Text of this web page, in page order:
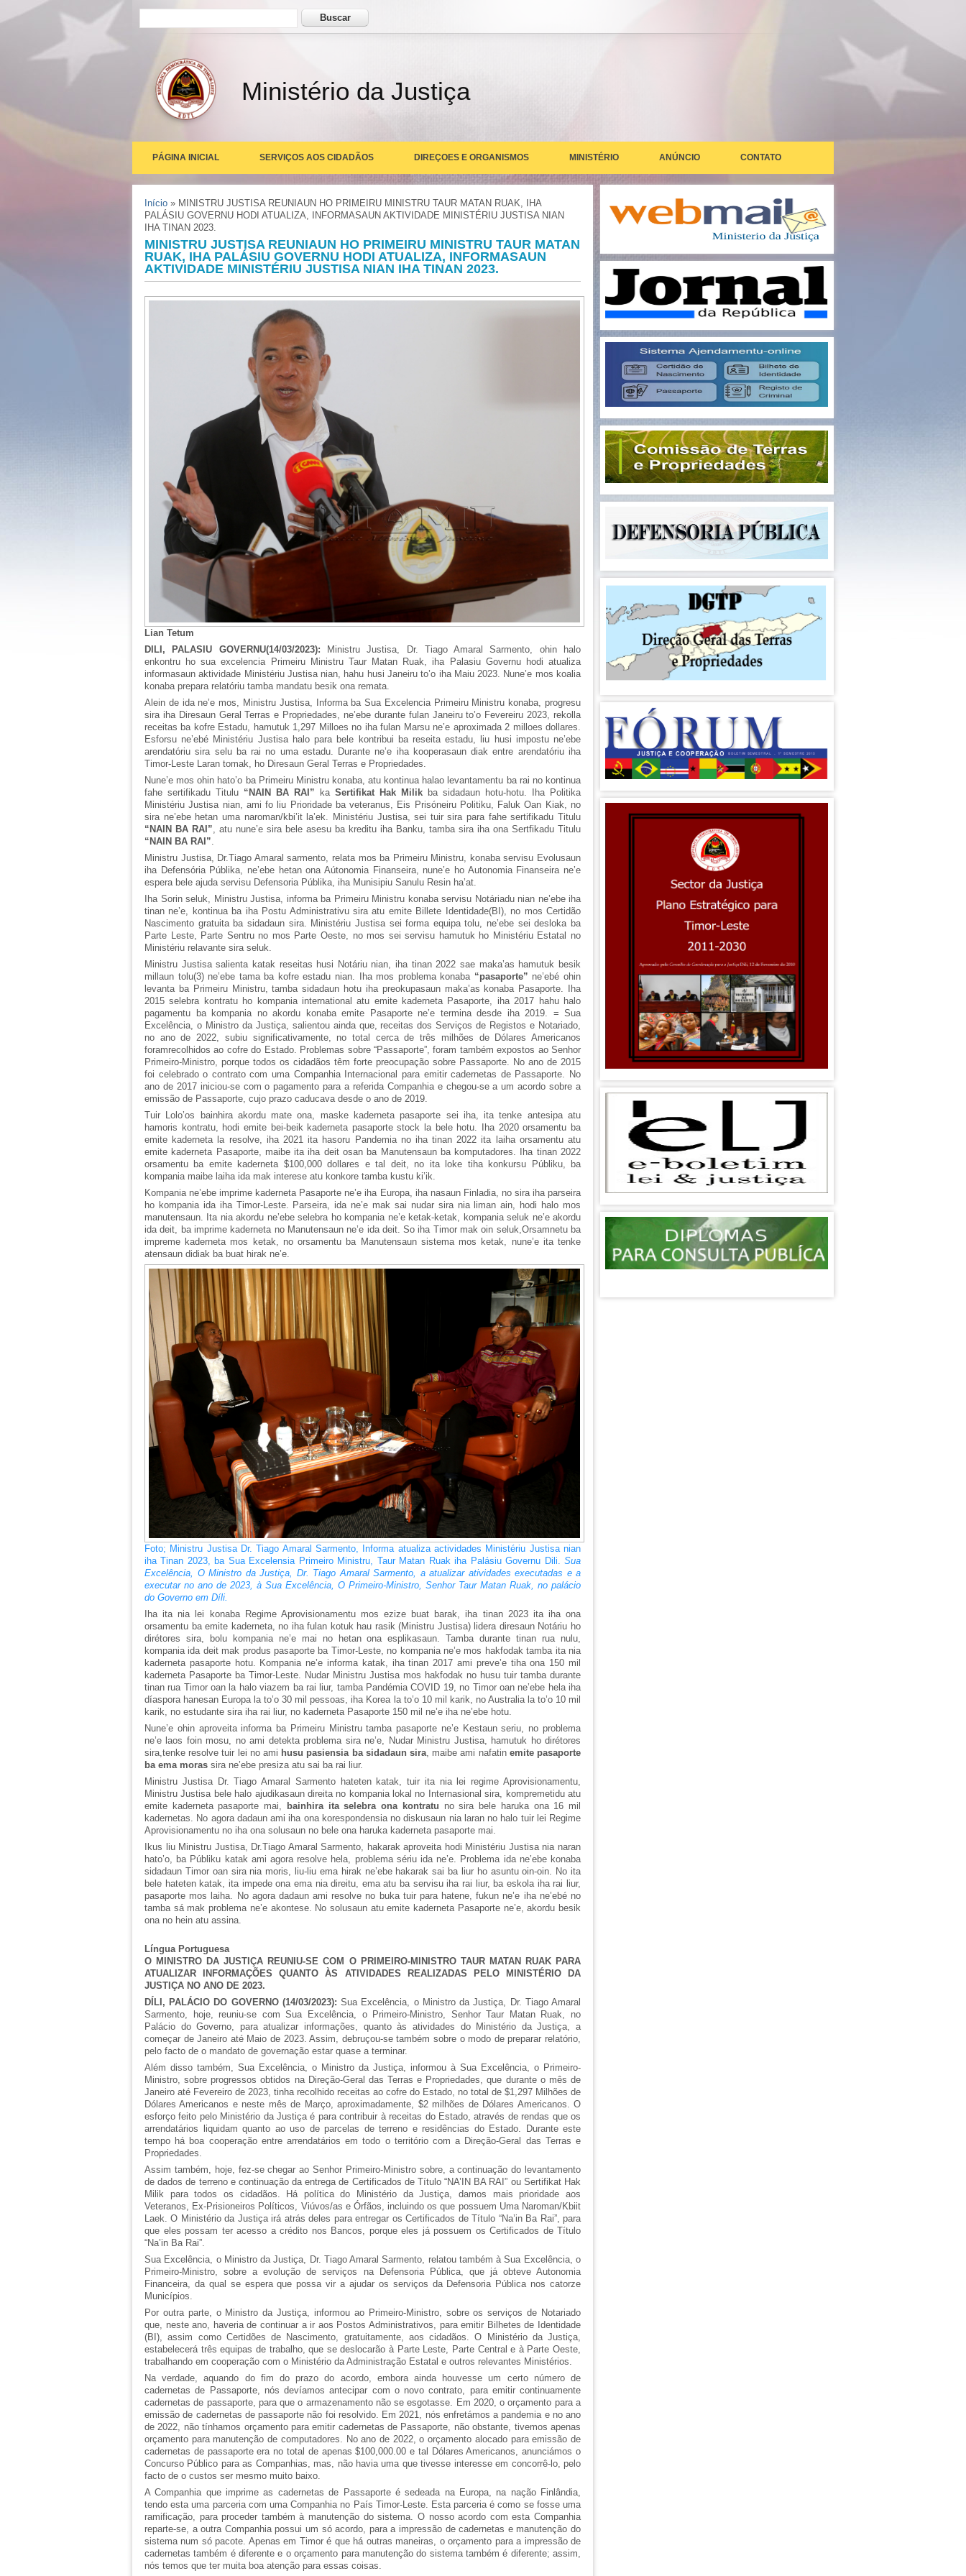
Formulário de busca Buscar
Ministério da Justiça
PÁGINA INICIAL SERVIÇOS AOS CIDADÃOS DIREÇOES E ORGANISMOS MINISTÉRIO ANÚNCIO CONTATO
Você está aqui
Início » MINISTRU JUSTISA REUNIAUN HO PRIMEIRU MINISTRU TAUR MATAN RUAK, IHA
PALÁSIU GOVERNU HODI ATUALIZA, INFORMASAUN AKTIVIDADE MINISTÉRIU JUSTISA NIAN
IHA TINAN 2023.
MINISTRU JUSTISA REUNIAUN HO PRIMEIRU MINISTRU TAUR MATAN
RUAK, IHA PALÁSIU GOVERNU HODI ATUALIZA, INFORMASAUN
AKTIVIDADE MINISTÉRIU JUSTISA NIAN IHA TINAN 2023.
Lian Tetum
DILI, PALASIU GOVERNU(14/03/2023): Ministru Justisa, Dr. Tiago Amaral Sarmento, ohin halo
enkontru ho sua excelencia Primeiru Ministru Taur Matan Ruak, iha Palasiu Governu hodi atualiza
informasaun aktividade Ministériu Justisa nian, hahu husi Janeiru to’o iha Maiu 2023. Nune’e mos koalia
konaba prepara relatóriu tamba mandatu besik ona remata.
Alein de ida ne’e mos, Ministru Justisa, Informa ba Sua Excelencia Primeiru Ministru konaba, progresu
sira iha Diresaun Geral Terras e Propriedades, ne’ebe durante fulan Janeiru to’o Fevereiru 2023, rekolla
receitas ba kofre Estadu, hamutuk 1,297 Milloes no iha fulan Marsu ne’e aproximada 2 milloes dollares.
Esforsu ne’ebé Ministériu Justisa halo para bele kontribui ba reseita estadu, liu husi impostu ne’ebe
arendatóriu sira selu ba rai no uma estadu. Durante ne’e iha kooperasaun diak entre arendatóriu iha
Timor-Leste Laran tomak, ho Diresaun Geral Terras e Propriedades.
Nune’e mos ohin hato’o ba Primeiru Ministru konaba, atu kontinua halao levantamentu ba rai no kontinua
fahe sertifikadu Titulu “NAIN BA RAI” ka Sertifikat Hak Milik ba sidadaun hotu-hotu. Iha Politika
Ministériu Justisa nian, ami fo liu Prioridade ba veteranus, Eis Prisóneiru Politiku, Faluk Oan Kiak, no
sira ne’ebe hetan uma naroman/kbi’it la’ek. Ministériu Justisa, sei tuir sira para fahe sertifikadu Titulu
“NAIN BA RAI”, atu nune’e sira bele asesu ba kreditu iha Banku, tamba sira iha ona Sertfikadu Titulu
“NAIN BA RAI”.
Ministru Justisa, Dr.Tiago Amaral sarmento, relata mos ba Primeiru Ministru, konaba servisu Evolusaun
iha Defensória Públika, ne’ebe hetan ona Aútonomia Finanseira, nune’e ho Autonomia Finanseira ne’e
espera bele ajuda servisu Defensoria Públika, iha Munisipiu Sanulu Resin ha’at.
Iha Sorin seluk, Ministru Justisa, informa ba Primeiru Ministru konaba servisu Notáriadu nian ne’ebe iha
tinan ne’e, kontinua ba iha Postu Administrativu sira atu emite Billete Identidade(BI), no mos Certidão
Nascimento gratuita ba sidadaun sira. Ministériu Justisa sei forma equipa tolu, ne’ebe sei desloka ba
Parte Leste, Parte Sentru no mos Parte Oeste, no mos sei servisu hamutuk ho Ministériu Estatal no
Ministériu relavante sira seluk.
Ministru Justisa salienta katak reseitas husi Notáriu nian, iha tinan 2022 sae maka’as hamutuk besik
millaun tolu(3) ne’ebe tama ba kofre estadu nian. Iha mos problema konaba “pasaporte” ne’ebé ohin
levanta ba Primeiru Ministru, tamba sidadaun hotu iha preokupasaun maka’as konaba Pasaporte. Iha
2015 selebra kontratu ho kompania international atu emite kaderneta Pasaporte, iha 2017 hahu halo
pagamentu ba kompania no akordu konaba emite Pasaporte ne’e termina desde iha 2019. = Sua
Excelência, o Ministro da Justiça, salientou ainda que, receitas dos Serviços de Registos e Notariado,
no ano de 2022, subiu significativamente, no total cerca de três milhões de Dólares Americanos
foramrecolhidos ao cofre do Estado. Problemas sobre “Passaporte”, foram também expostos ao Senhor
Primeiro-Ministro, porque todos os cidadãos têm forte preocupação sobre Passaporte. No ano de 2015
foi celebrado o contrato com uma Companhia Internacional para emitir cadernetas de Passaporte. No
ano de 2017 iniciou-se com o pagamento para a referida Companhia e chegou-se a um acordo sobre a
emissão de Passaporte, cujo prazo caducava desde o ano de 2019.
Tuir Lolo’os bainhira akordu mate ona, maske kaderneta pasaporte sei iha, ita tenke antesipa atu
hamoris kontratu, hodi emite bei-beik kaderneta pasaporte stock la bele hotu. Iha 2020 orsamentu ba
emite kaderneta la resolve, iha 2021 ita hasoru Pandemia no iha tinan 2022 ita laiha orsamentu atu
emite kaderneta Pasaporte, maibe ita iha deit osan ba Manutensaun ba komputadores. Iha tinan 2022
orsamentu ba emite kaderneta $100,000 dollares e tal deit, no ita loke tiha konkursu Públiku, ba
kompania maibe laiha ida mak interese atu konkore tamba kustu ki’ik.
Kompania ne’ebe imprime kaderneta Pasaporte ne’e iha Europa, iha nasaun Finladia, no sira iha parseira
ho kompania ida iha Timor-Leste. Parseira, ida ne’e mak sai nudar sira nia liman ain, hodi halo mos
manutensaun. Ita nia akordu ne’ebe selebra ho kompania ne’e ketak-ketak, kompania seluk ne’e akordu
ida deit, ba imprime kaderneta no Manutensaun ne’e ida deit. So iha Timor mak oin seluk,Orsamnetu ba
impreme kaderneta mos ketak, no orsamentu ba Manutensaun sistema mos ketak, nune’e ita tenke
atensaun didiak ba buat hirak ne’e.
Foto; Ministru Justisa Dr. Tiago Amaral Sarmento, Informa atualiza actividades Ministériu Justisa nian
iha Tinan 2023, ba Sua Excelensia Primeiro Ministru, Taur Matan Ruak iha Palásiu Governu Dili. Sua
Excelência, O Ministro da Justiça, Dr. Tiago Amaral Sarmento, a atualizar atividades executadas e a
executar no ano de 2023, à Sua Excelência, O Primeiro-Ministro, Senhor Taur Matan Ruak, no palácio
do Governo em Díli.
Iha ita nia lei konaba Regime Aprovisionamentu mos ezize buat barak, iha tinan 2023 ita iha ona
orsamentu ba emite kaderneta, no iha fulan kotuk hau rasik (Ministru Justisa) lidera diresaun Notáriu ho
dirétores sira, bolu kompania ne’e mai no hetan ona esplikasaun. Tamba durante tinan rua nulu,
kompania ida deit mak produs pasaporte ba Timor-Leste, no kompania ne’e mos hakfodak tamba ita nia
kaderneta pasaporte hotu. Kompania ne’e informa katak, iha tinan 2017 ami preve’e tiha ona 150 mil
kaderneta Pasaporte ba Timor-Leste. Nudar Ministru Justisa mos hakfodak no husu tuir tamba durante
tinan rua Timor oan la halo viazem ba rai liur, tamba Pandémia COVID 19, no Timor oan ne’ebe hela iha
díaspora hanesan Europa la to’o 30 mil pessoas, iha Korea la to’o 10 mil karik, no Australia la to’o 10 mil
karik, no estudante sira iha rai liur, no kaderneta Pasaporte 150 mil ne’e iha ne’ebe hotu.
Nune’e ohin aproveita informa ba Primeiru Ministru tamba pasaporte ne’e Kestaun seriu, no problema
ne’e laos foin mosu, no ami detekta problema sira ne’e, Nudar Ministru Justisa, hamutuk ho dirétores
sira,tenke resolve tuir lei no ami husu pasiensia ba sidadaun sira, maibe ami nafatin emite pasaporte
ba ema moras sira ne’ebe presiza atu sai ba rai liur.
Ministru Justisa Dr. Tiago Amaral Sarmento hateten katak, tuir ita nia lei regime Aprovisionamentu,
Ministru Justisa bele halo ajudikasaun direita no kompania lokal no Internasional sira, kompremetidu atu
emite kaderneta pasaporte mai,
bainhira ita selebra ona kontratu no sira bele haruka ona 16 mil
kadernetas. No agora dadaun ami iha ona korespondensia no diskusaun nia laran no halo tuir lei Regime
Aprovisionamentu no iha ona solusaun no bele ona haruka kaderneta pasaporte mai.
Ikus liu Ministru Justisa, Dr.Tiago Amaral Sarmento, hakarak aproveita hodi Ministériu Justisa nia naran
hato’o, ba Públiku katak ami agora resolve hela, problema sériu ida ne’e. Problema ida ne’ebe konaba
sidadaun Timor oan sira nia moris, liu-liu ema hirak ne’ebe hakarak sai ba liur ho asuntu oin-oin. No ita
bele hateten katak, ita impede ona ema nia direitu, ema atu ba servisu iha rai liur, ba eskola iha rai liur,
pasaporte mos laiha. No agora dadaun ami resolve no buka tuir para hatene, fukun ne’e iha ne’ebé no
tamba sá mak problema ne’e akontese. No solusaun atu emite kaderneta Pasaporte ne’e, akordu besik
ona no hein atu assina.
Língua Portuguesa
O MINISTRO DA JUSTIÇA REUNIU-SE COM O PRIMEIRO-MINISTRO TAUR MATAN RUAK PARA
ATUALIZAR INFORMAÇÕES QUANTO ÀS ATIVIDADES REALIZADAS PELO MINISTÉRIO DA
JUSTIÇA NO ANO DE 2023.
DÍLI, PALÁCIO DO GOVERNO (14/03/2023):Sua Excelência, o Ministro da Justiça, Dr. Tiago Amaral
Sarmento, hoje, reuniu-se com Sua Excelência, o Primeiro-Ministro, Senhor Taur Matan Ruak, no
Palácio do Governo, para atualizar informações, quanto às atividades do Ministério da Justiça, a
começar de Janeiro até Maio de 2023. Assim, debruçou-se também sobre o modo de preparar relatório,
pelo facto de o mandato de governação estar quase a terminar.
Além disso também, Sua Excelência, o Ministro da Justiça, informou à Sua Excelência, o Primeiro-
Ministro, sobre progressos obtidos na Direção-Geral das Terras e Propriedades, que durante o mês de
Janeiro até Fevereiro de 2023, tinha recolhido receitas ao cofre do Estado, no total de $1,297 Milhões de
Dólares Americanos e neste mês de Março, aproximadamente, $2 milhões de Dólares Americanos. O
esforço feito pelo Ministério da Justiça é para contribuir à receitas do Estado, através de rendas que os
arrendatários liquidam quanto ao uso de parcelas de terreno e residências do Estado. Durante este
tempo há boa cooperação entre arrendatários em todo o território com a Direção-Geral das Terras e
Propriedades.
Assim também, hoje, fez-se chegar ao Senhor Primeiro-Ministro sobre, a continuação do levantamento
de dados de terreno e continuação da entrega de Certificados de Título “NA’IN BA RAI” ou Sertifikat Hak
Milik para todos os cidadãos. Há política do Ministério da Justiça, damos mais prioridade aos
Veteranos, Ex-Prisioneiros Políticos, Viúvos/as e Órfãos, incluindo os que possuem Uma Naroman/Kbiit
Laek. O Ministério da Justiça irá atrás deles para entregar os Certificados de Título “Na’in Ba Rai”, para
que eles possam ter acesso a crédito nos Bancos, porque eles já possuem os Certificados de Título
“Na’in Ba Rai”.
Sua Excelência, o Ministro da Justiça, Dr. Tiago Amaral Sarmento, relatou também à Sua Excelência, o
Primeiro-Ministro, sobre a evolução de serviços na Defensoria Pública, que já obteve Autonomia
Financeira, da qual se espera que possa vir a ajudar os serviços da Defensoria Pública nos catorze
Municípios.
Por outra parte, o Ministro da Justiça, informou ao Primeiro-Ministro, sobre os serviços de Notariado
que, neste ano, haveria de continuar a ir aos Postos Administrativos, para emitir Bilhetes de Identidade
(BI), assim como Certidões de Nascimento, gratuitamente, aos cidadãos. O Ministério da Justiça,
estabelecerá três equipas de trabalho, que se deslocarão à Parte Leste, Parte Central e à Parte Oeste,
trabalhando em cooperação com o Ministério da Administração Estatal e outros relevantes Ministérios.
Na verdade, aquando do fim do prazo do acordo, embora ainda houvesse um certo número de
cadernetas de Passaporte, nós devíamos antecipar com o novo contrato, para emitir continuamente
cadernetas de passaporte, para que o armazenamento não se esgotasse. Em 2020, o orçamento para a
emissão de cadernetas de passaporte não foi resolvido. Em 2021, nós enfretámos a pandemia e no ano
de 2022, não tínhamos orçamento para emitir cadernetas de Passaporte, não obstante, tivemos apenas
orçamento para manutenção de computadores. No ano de 2022, o orçamento alocado para emissão de
cadernetas de passaporte era no total de apenas $100,000.00 e tal Dólares Americanos, anunciámos o
Concurso Público para as Companhias, mas, não havia uma que tivesse interesse em concorrê-lo, pelo
facto de o custos ser mesmo muito baixo.
A Companhia que imprime as cadernetas de Passaporte é sedeada na Europa, na nação Finlândia,
tendo esta uma parceria com uma Companhia no País Timor-Leste. Esta parceria é como se fosse uma
ramificação, para proceder também à manutenção do sistema. O nosso acordo com esta Companhia
reparte-se, a outra Companhia possui um só acordo, para a impressão de cadernetas e manutenção do
sistema num só pacote. Apenas em Timor é que há outras maneiras, o orçamento para a impressão de
cadernetas também é diferente e o orçamento para manutenção do sistema também é diferente; assim,
nós temos que ter muita boa atenção para essas coisas.